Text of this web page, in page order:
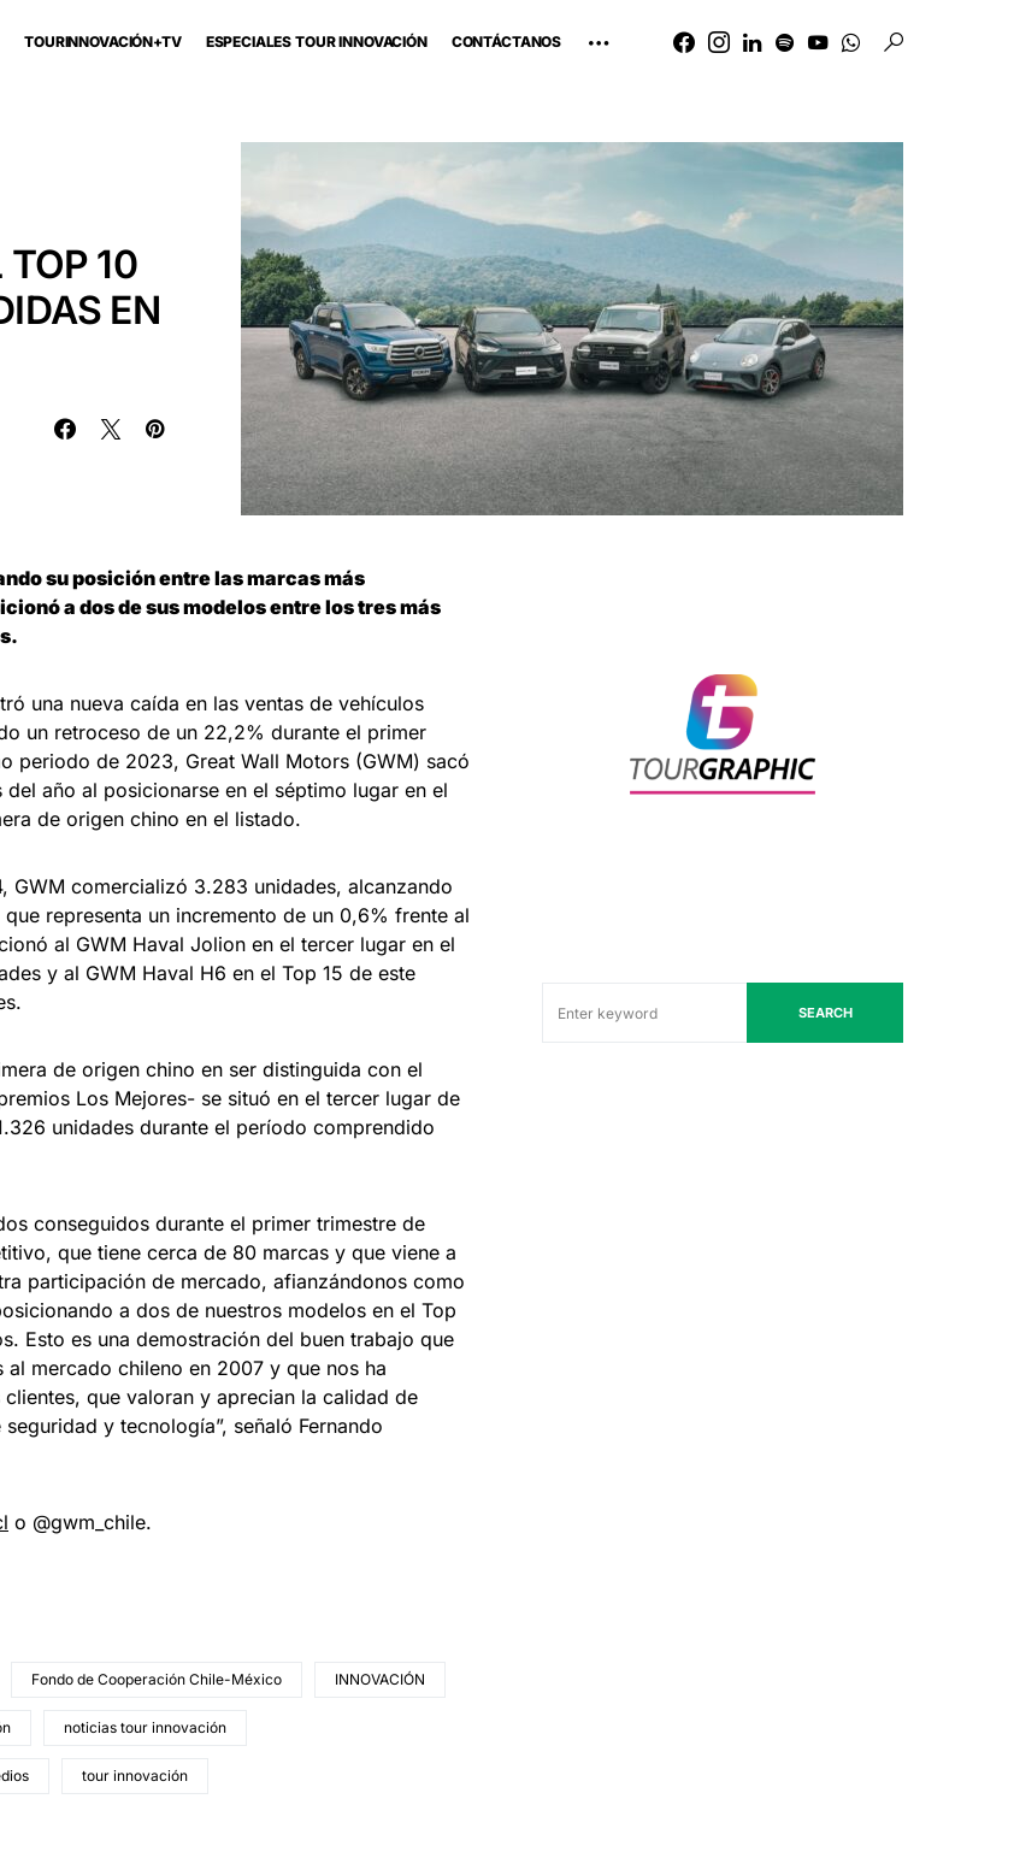
TOURINNOVACIÓN+TV ESPECIALES TOUR INNOVACIÓN CONTÁCTANOS
10
EN
su posición entre las marcas más
a dos de sus modelos entre los tres más
una nueva caída en las ventas de vehículos
un retroceso de un 22,2% durante el primer
periodo de 2023, Great Wall Motors (GWM) sacó
año al posicionarse en el séptimo lugar en el
de origen chino en el listado.
GWM comercializó 3.283 unidades, alcanzando
representa un incremento de un 0,6% frente al
al GWM Haval Jolion en el tercer lugar en el
y al GWM Haval H6 en el Top 15 de este
de origen chino en ser distinguida con el
Los Mejores- se situó en el tercer lugar de
unidades durante el período comprendido
conseguidos durante el primer trimestre de
que tiene cerca de 80 marcas y que viene a
participación de mercado, afianzándonos como
a dos de nuestros modelos en el Top
Esto es una demostración del buen trabajo que
mercado chileno en 2007 y que nos ha
que valoran y aprecian la calidad de
y tecnología”, señaló Fernando
o @gwm_chile.
Fondo de Cooperación Chile-México INNOVACIÓN
noticias tour innovación
tour innovación
SEARCH